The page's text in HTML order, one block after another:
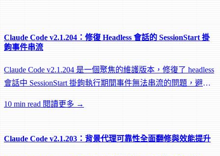
Claude Code v2.1.204：修復 Headless 會話的 SessionStart 掛
鉤事件串流
Claude Code v2.1.204 是一個聚焦的維護版本，修復了 headless
會話中 SessionStart 掛鉤執行期間事件無法串流的問題，避免
10 min read 閱讀更多 →
Claude Code v2.1.203：背景代理可靠性全面翻修與效能提升